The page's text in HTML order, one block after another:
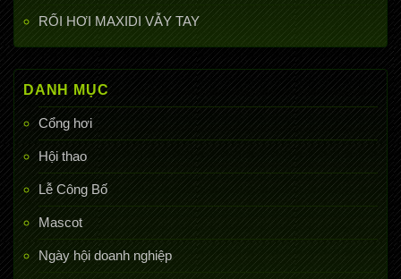
RỐI HƠI MAXIDI VẪY TAY
DANH MỤC
Cổng hơi
Hội thao
Lễ Công Bố
Mascot
Ngày hội doanh nghiệp